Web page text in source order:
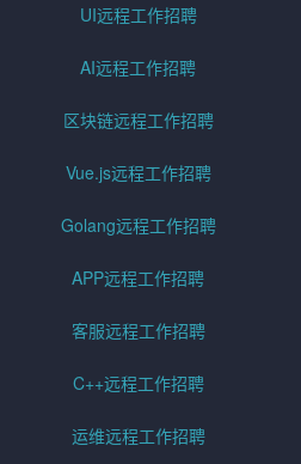
UI远程工作招聘
AI远程工作招聘
区块链远程工作招聘
Vue.js远程工作招聘
Golang远程工作招聘
APP远程工作招聘
客服远程工作招聘
C++远程工作招聘
运维远程工作招聘